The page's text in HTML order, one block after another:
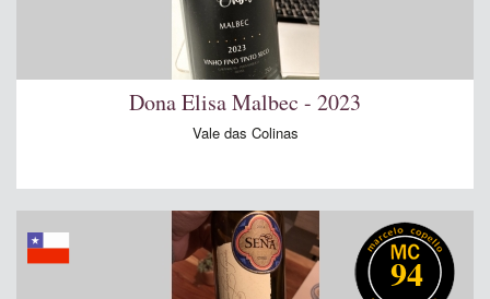
Dona Elisa Malbec - 2023
Vale das Colinas
94